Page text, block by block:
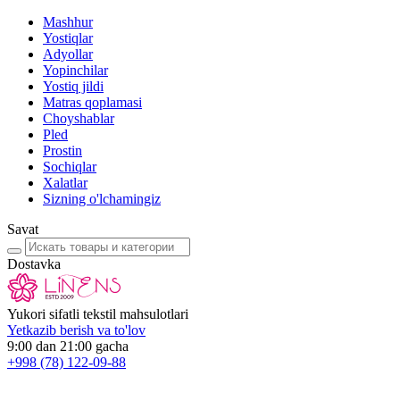
Mashhur
Yostiqlar
Adyollar
Yopinchilar
Yostiq jildi
Matras qoplamasi
Choyshablar
Pled
Prostin
Sochiqlar
Xalatlar
Sizning o'lchamingiz
Savat
Dostavka
Yukori sifatli tekstil mahsulotlari
Yetkazib berish va to'lov
9:00 dan 21:00 gacha
+998 (78) 122-09-88